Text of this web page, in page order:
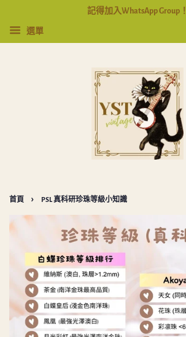
記得加入WhatsApp Group！
選單
首頁 › PSL 真科研珍珠等級小知識